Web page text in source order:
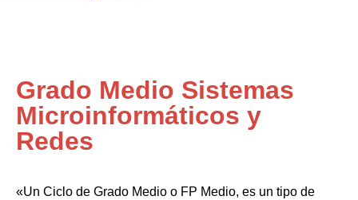
Grado Medio Sistemas
Microinformáticos y
Redes
«Un Ciclo de Grado Medio o FP Medio, es un tipo de